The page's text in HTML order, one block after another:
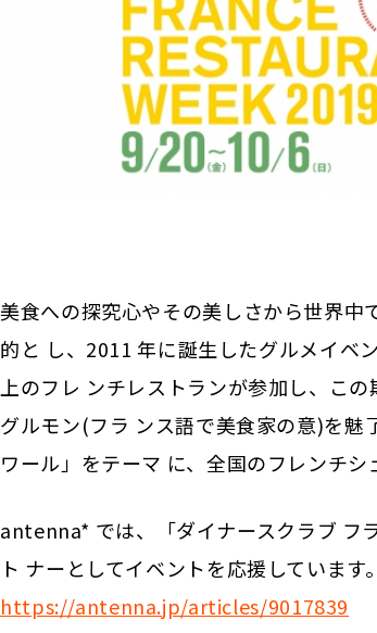
美食への探究心やその美しさから世界
的と し、2011 年に誕生したグルメイベ
上のフレ ンチレストランが参加し、こ
グルモン(フラ ンス語で美食家の意)を
ワール」をテーマ に、全国のフレンチシ
antenna* では、「ダイナースクラブ フ
ト ナーとしてイベントを応援しています。
https://antenna.jp/articles/9017839